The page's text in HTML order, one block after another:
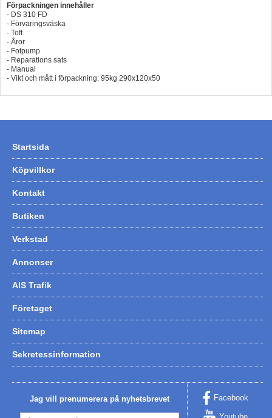
Förpackningen innehåller
- DS 310 FD
- Förvaringsväska
- Toft
- Åror
- Fotpump
- Reparations sats
- Manual
- Vikt och mått i förpackning: 95kg 290x120x50
Startsida
Köpvillkor
Kontakt
Butiken
Verkstad
Annonser
AIS Trafik
Företaget
Sitemap
Sekretessinformation
Jag vill prenumerera på nyhetsbrevet Facebook